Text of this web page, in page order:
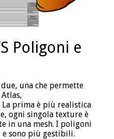
Poligoni e
una che permette
prima è più realistica
ogni singola texture è
in una mesh. I poligoni
sono più gestibili.